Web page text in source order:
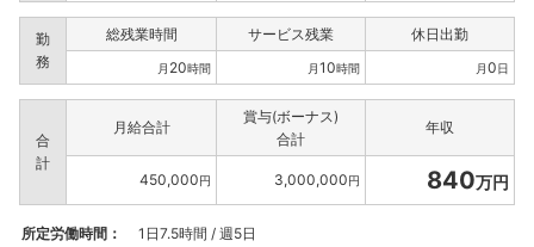
勤
務
総残業時間 サービス残業 休日出勤
月 20時間 月10時間 月0日
合
計
月給合計
賞与(ボーナス)
合計
年収
450,000円 3,000,000円 840万円
所定労働時間：
1日7.5時間 / 週5日